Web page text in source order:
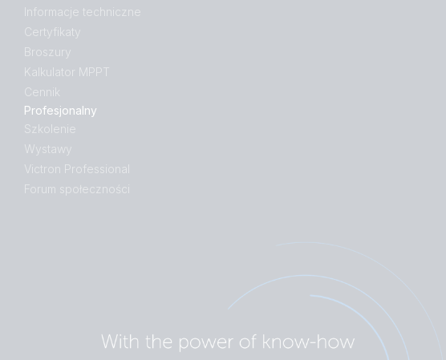
Informacje techniczne
Certyfikaty
Broszury
Kalkulator MPPT
Cennik
Profesjonalny
Szkolenie
Wystawy
Victron Professional
Forum społeczności